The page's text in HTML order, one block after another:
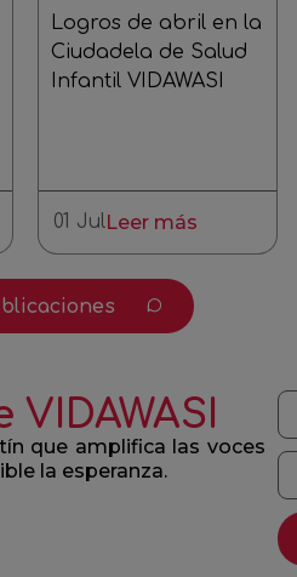
Logros de abril en la
Ciudadela de Salud
Infantil VIDAWASI
01 JulLeer más
VIDAWASI
que amplifica las voces
la esperanza.